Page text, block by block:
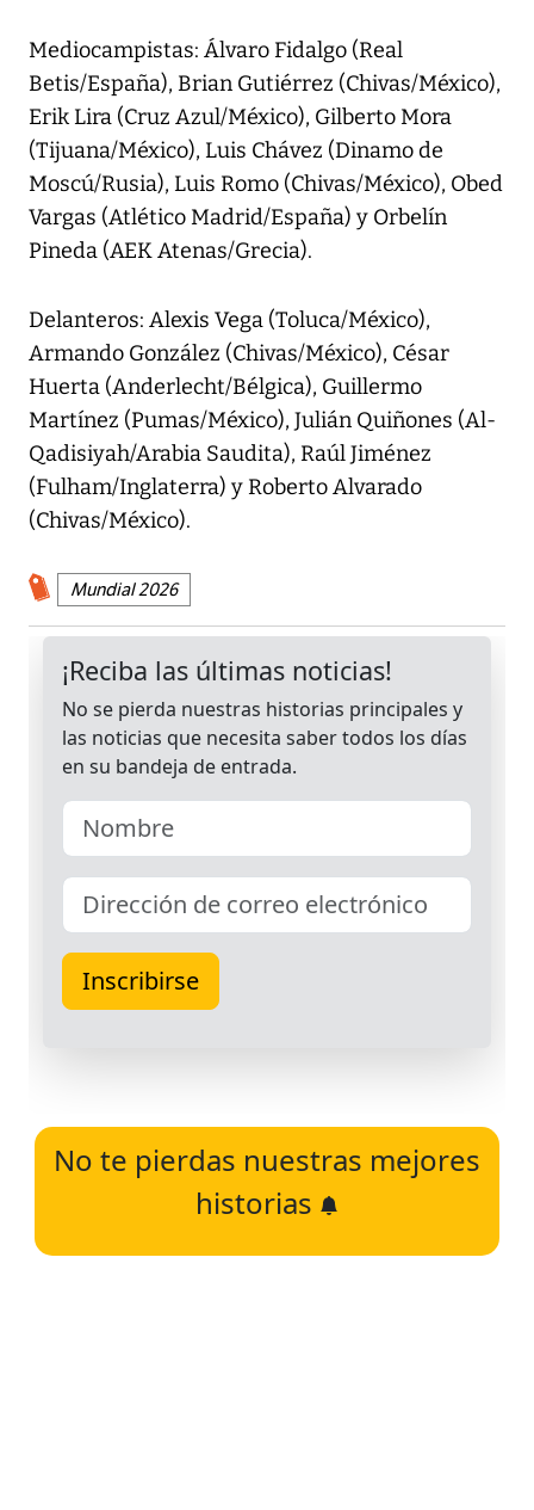
Mediocampistas: Álvaro Fidalgo (Real
Betis/España), Brian Gutiérrez (Chivas/México),
Erik Lira (Cruz Azul/México), Gilberto Mora
(Tijuana/México), Luis Chávez (Dinamo de
Moscú/Rusia), Luis Romo (Chivas/México), Obed
Vargas (Atlético Madrid/España) y Orbelín
Pineda (AEK Atenas/Grecia).
Delanteros: Alexis Vega (Toluca/México),
Armando González (Chivas/México), César
Huerta (Anderlecht/Bélgica), Guillermo
Martínez (Pumas/México), Julián Quiñones (Al-
Qadisiyah/Arabia Saudita), Raúl Jiménez
(Fulham/Inglaterra) y Roberto Alvarado
(Chivas/México).
Mundial 2026
No te pierdas nuestras mejores
historias